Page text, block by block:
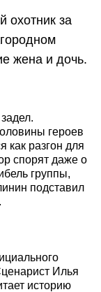
охотник за
жена и дочь.
героев
как разгон для
спорят даже о
группы,
подставил
Илья
историю